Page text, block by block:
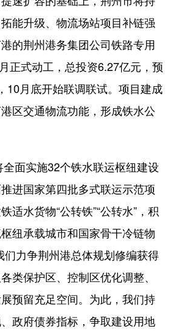
能升级、物流场站项目补链强
的荆州港务集团公司铁路专用
正式动工，总投资6.27亿元，预
10月底开始联调联试。项目建成
区交通物流功能，形成铁水公
面实施32个铁水联运枢纽建设
进国家第四批多式联运示范项
适水货物“公转铁”“公转水”，积
纽承载城市和国家骨干冷链物
们力争荆州港总体规划修编获得
类保护区、控制区优化调整、
预留充足空间。为此，我们持
政府债券指标，争取建设用地